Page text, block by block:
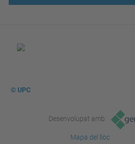
© UPC
Desenvolupat amb
Mapa del lloc